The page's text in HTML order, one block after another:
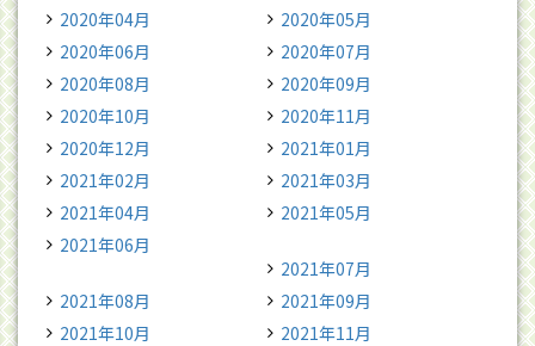
2020年04月
2020年05月
2020年06月
2020年07月
2020年08月
2020年09月
2020年10月
2020年11月
2020年12月
2021年01月
2021年02月
2021年03月
2021年04月
2021年05月
2021年06月
2021年07月
2021年08月
2021年09月
2021年10月
2021年11月